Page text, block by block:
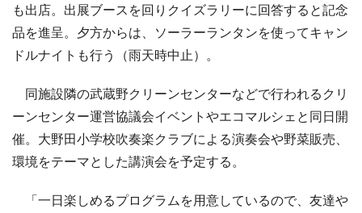
も出店。出展ブースを回りクイズラリーに回答すると記念
品を進呈。夕方からは、ソーラーランタンを使ってキャン
ドルナイトも行う（雨天時中止）。
同施設隣の武蔵野クリーンセンターなどで行われるクリ
ーンセンター運営協議会イベントやエコマルシェと同日開
催。大野田小学校吹奏楽クラブによる演奏会や野菜販売、
環境をテーマとした講演会を予定する。
「一日楽しめるプログラムを用意しているので、友達や